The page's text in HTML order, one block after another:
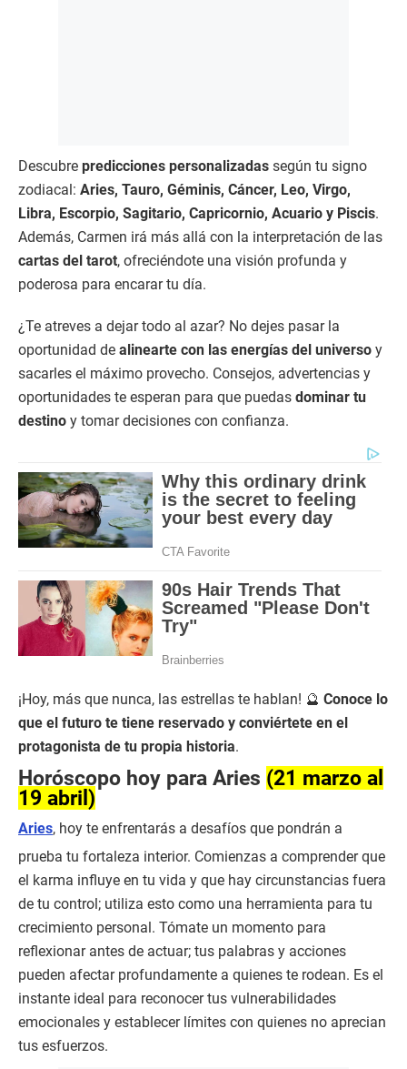
Descubre predicciones personalizadas según tu signo
zodiacal: Aries, Tauro, Géminis, Cáncer, Leo, Virgo,
Libra, Escorpio, Sagitario, Capricornio, Acuario y Piscis.
Además, Carmen irá más allá con la interpretación de las
cartas del tarot, ofreciéndote una visión profunda y
poderosa para encarar tu día.
¿Te atreves a dejar todo al azar? No dejes pasar la
oportunidad de alinearte con las energías del universo y
sacarles el máximo provecho. Consejos, advertencias y
oportunidades te esperan para que puedas dominar tu
destino y tomar decisiones con confianza.
¡Hoy, más que nunca, las estrellas te hablan! 🔮 Conoce lo
que el futuro te tiene reservado y conviértete en el
protagonista de tu propia historia.
Horóscopo hoy para Aries (21 marzo al
19 abril)
Aries, hoy te enfrentarás a desafíos que pondrán a
prueba tu fortaleza interior. Comienzas a comprender que
el karma influye en tu vida y que hay circunstancias fuera
de tu control; utiliza esto como una herramienta para tu
crecimiento personal. Tómate un momento para
reflexionar antes de actuar; tus palabras y acciones
pueden afectar profundamente a quienes te rodean. Es el
instante ideal para reconocer tus vulnerabilidades
emocionales y establecer límites con quienes no aprecian
tus esfuerzos.